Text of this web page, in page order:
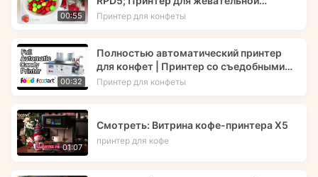
00:55
резинки; Съедобные чернила -- Foodart®
Принтер для конфеты
00:32
Полностью автоматический принтер
для конфет | Принтер со съедобными
чернилами | Foodart® от Foodprinttech
Принтер для конфеты
01:07
Смотреть: Витрина кофе-принтера X5
принтер для кофе